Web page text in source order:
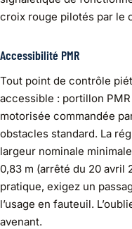
croix rouge pilotés par le
Accessibilité PMR
Tout point de contrôle
accessible : portillon
motorisée commandée
obstacles standard. La
largeur nominale
0,83 m (arrêté du 20 avril
pratique, exigez un
l’usage en fauteuil.
avenant.